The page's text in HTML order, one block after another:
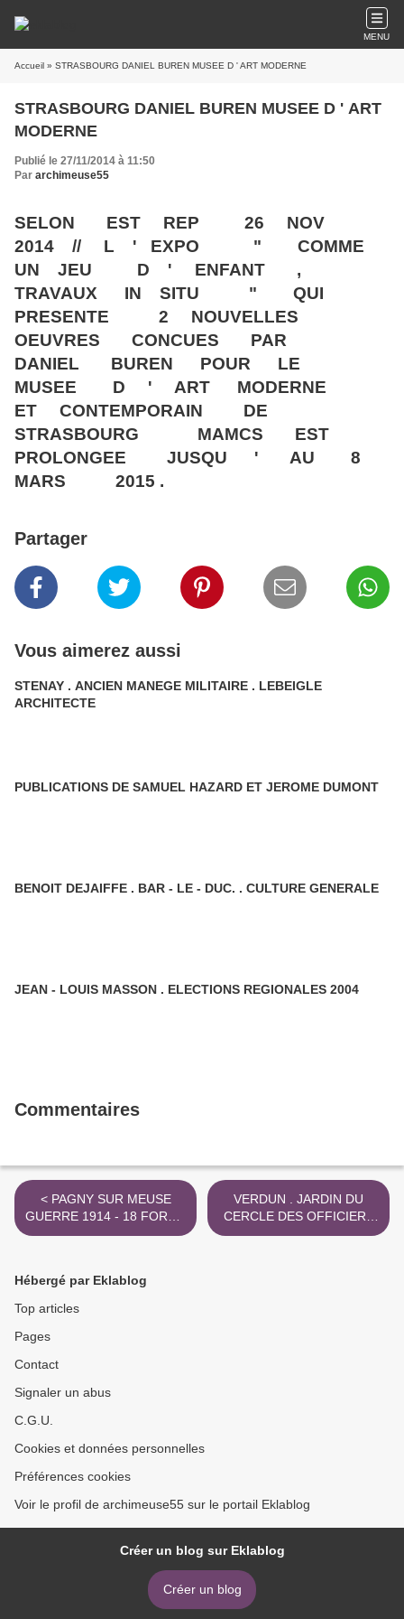
MENU
Accueil » STRASBOURG DANIEL BUREN MUSEE D ' ART MODERNE
STRASBOURG DANIEL BUREN MUSEE D ' ART
MODERNE
Publié le 27/11/2014 à 11:50
Par archimeuse55
SELON EST REP 26 NOV
2014 // L ' EXPO " COMME
UN JEU D ' ENFANT ,
TRAVAUX IN SITU " QUI
PRESENTE 2 NOUVELLES
OEUVRES CONCUES PAR
DANIEL BUREN POUR LE
MUSEE D ' ART MODERNE
ET CONTEMPORAIN DE
STRASBOURG MAMCS EST
PROLONGEE JUSQU ' AU 8
MARS 2015 .
Partager
Vous aimerez aussi
STENAY . ANCIEN MANEGE MILITAIRE . LEBEIGLE
ARCHITECTE
PUBLICATIONS DE SAMUEL HAZARD ET JEROME DUMONT
BENOIT DEJAIFFE . BAR - LE - DUC. . CULTURE GENERALE
JEAN - LOUIS MASSON . ELECTIONS REGIONALES 2004
Commentaires
< PAGNY SUR MEUSE
GUERRE 1914 - 18 FORGE
DU TRAIN
VERDUN . JARDIN DU
CERCLE DES OFFICIERS
1967 W 58 >
Hébergé par Eklablog
Top articles
Pages
Contact
Signaler un abus
C.G.U.
Cookies et données personnelles
Préférences cookies
Voir le profil de archimeuse55 sur le portail Eklablog
Créer un blog sur Eklablog
Créer un blog